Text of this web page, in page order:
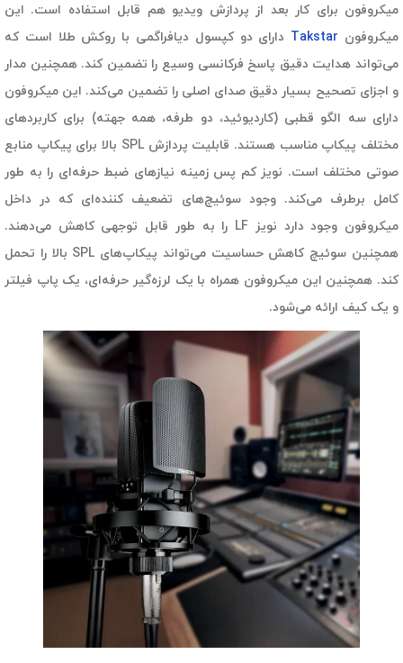
میکروفون برای کار بعد از پردازش ویدیو هم قابل استفاده است. این
میکروفون Takstar دارای دو کپسول دیافراگمی با روکش طلا است که
می‌تواند هدایت دقیق پاسخ فرکانسی وسیع را تضمین کند. همچنین مدار
و اجزای تصحیح بسیار دقیق صدای اصلی را تضمین می‌کند. این میکروفون
دارای سه الگو قطبی (کاردیوئید، دو طرفه، همه جهته) برای کاربردهای
مختلف پیکاپ مناسب هستند. قابلیت پردازش SPL بالا برای پیکاپ منابع
صوتی مختلف است. نویز کم پس زمینه نیازهای ضبط حرفه‌ای را به طور
کامل برطرف می‌کند. وجود سوئیچ‌های تضعیف کننده‌ای که در داخل
میکروفون وجود دارد نویز LF را به طور قابل توجهی کاهش می‌دهند.
همچنین سوئیچ کاهش حساسیت می‌تواند پیکاپ‌های SPL بالا را تحمل
کند. همچنین این میکروفون همراه با یک لرزه‌گیر حرفه‌ای، یک پاپ فیلتر
و یک کیف ارائه می‌شود.